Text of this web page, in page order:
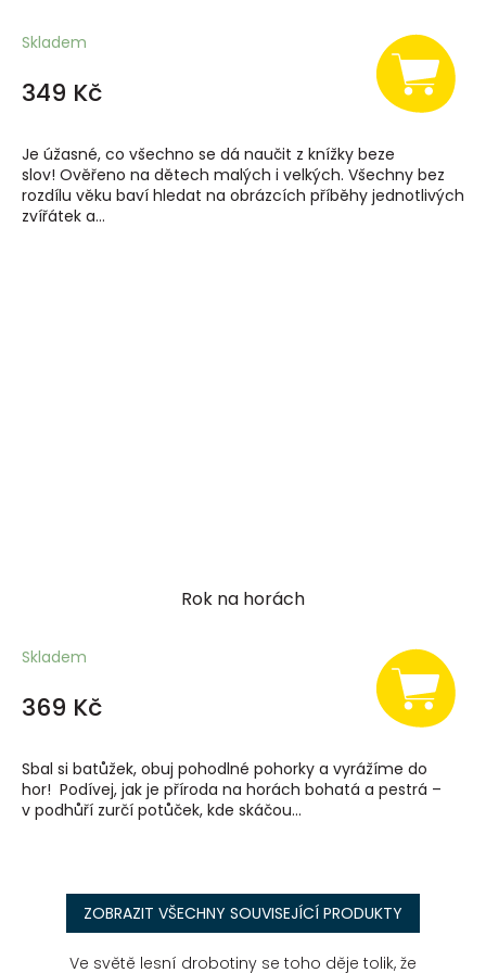
Skladem
349 Kč
Je úžasné, co všechno se dá naučit z knížky beze
slov! Ověřeno na dětech malých i velkých. Všechny bez
rozdílu věku baví hledat na obrázcích příběhy jednotlivých
zvířátek a...
Rok na horách
Skladem
369 Kč
Sbal si batůžek, obuj pohodlné pohorky a vyrážíme do
hor! Podívej, jak je příroda na horách bohatá a pestrá –
v podhůří zurčí potůček, kde skáčou...
ZOBRAZIT VŠECHNY SOUVISEJÍCÍ PRODUKTY
Ve světě lesní drobotiny se toho děje tolik, že